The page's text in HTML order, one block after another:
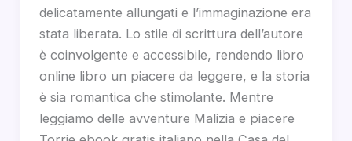
delicatamente allungati e l’immaginazione era
stata liberata. Lo stile di scrittura dell’autore
è coinvolgente e accessibile, rendendo libro
online libro un piacere da leggere, e la storia
è sia romantica che stimolante. Mentre
leggiamo delle avventure Malizia e piacere